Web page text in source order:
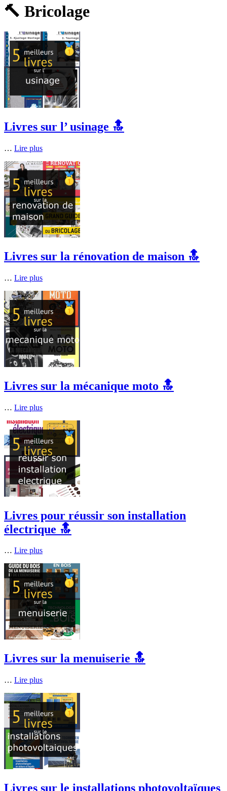
🔨 Bricolage
Livres sur l’ usinage 🔝
… Lire plus
Livres sur la rénovation de maison 🔝
… Lire plus
Livres sur la mécanique moto 🔝
… Lire plus
Livres pour réussir son installation
électrique 🔝
… Lire plus
Livres sur la menuiserie 🔝
… Lire plus
Livres sur le installations photovoltaïques